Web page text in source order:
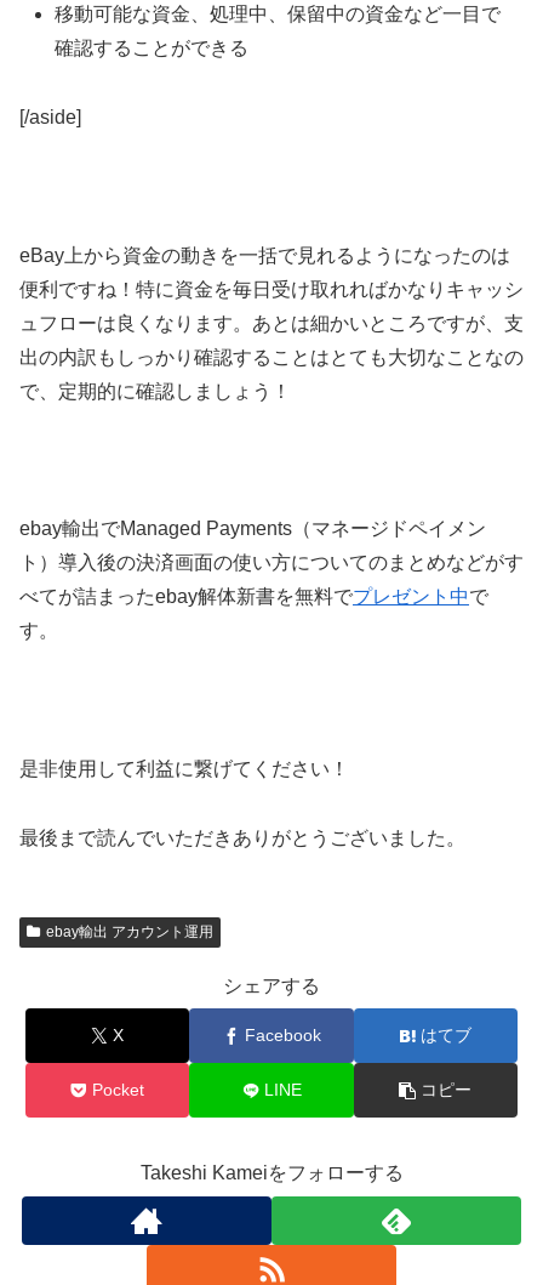
移動可能な資金、処理中、保留中の資金など一目で
確認することができる
[/aside]
eBay上から資金の動きを一括で見れるようになったのは
便利ですね！特に資金を毎日受け取れればかなりキャッシ
ュフローは良くなります。あとは細かいところですが、支
出の内訳もしっかり確認することはとても大切なことなの
で、定期的に確認しましょう！
ebay輸出でManaged Payments（マネージドペイメン
ト）導入後の決済画面の使い方についてのまとめなどがす
べてが詰まったebay解体新書を無料でプレゼント中で
す。
是非使用して利益に繋げてください！
最後まで読んでいただきありがとうございました。
ebay輸出 アカウント運用
シェアする
X Facebook はてブ
Pocket LINE コピー
Takeshi Kameiをフォローする